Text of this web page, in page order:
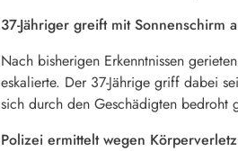
37-Jähriger greift mit Sonnenschirm
Nach bisherigen Erkenntnissen
eskalierte. Der 37-Jährige griff dabei
sich durch den Geschädigten bedroht
Polizei ermittelt wegen